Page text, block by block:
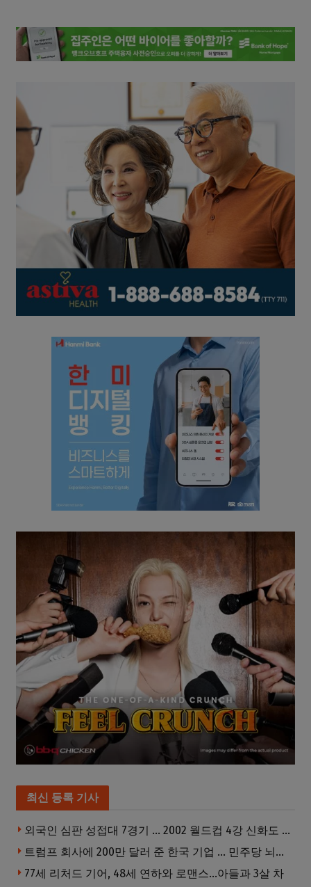
최신 등록 기사
외국인 심판 성접대 7경기 … 2002 월드컵 4강 신화도 흔들
트럼프 회사에 200만 달러 준 한국 기업 … 민주당 뇌물의혹 조사
77세 리처드 기어, 48세 연하와 로맨스…아들과 3살 차